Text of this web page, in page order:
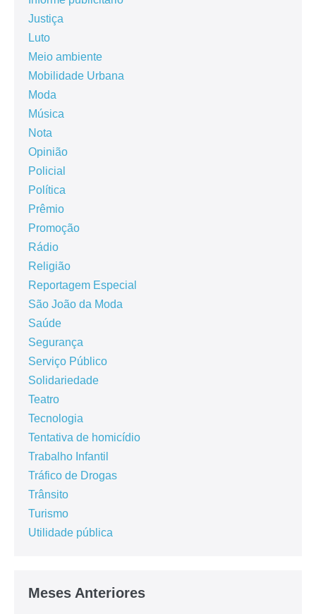
Justiça
Luto
Meio ambiente
Mobilidade Urbana
Moda
Música
Nota
Opinião
Policial
Política
Prêmio
Promoção
Rádio
Religião
Reportagem Especial
São João da Moda
Saúde
Segurança
Serviço Público
Solidariedade
Teatro
Tecnologia
Tentativa de homicídio
Trabalho Infantil
Tráfico de Drogas
Trânsito
Turismo
Utilidade pública
Meses Anteriores